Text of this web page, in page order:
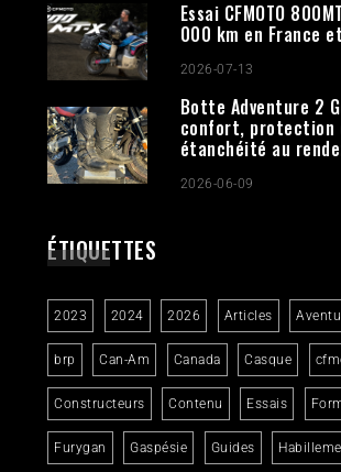
Essai CFMOTO
000 km en France
2026-07-13
Botte Adventure 2
confort, protection
étanchéité au
2026-06-09
ÉTIQUETTES
2023 2024 2026 Articles
brp Can-Am Canada Casque
Constructeurs Contenu Essais
Furygan Gaspésie Guides